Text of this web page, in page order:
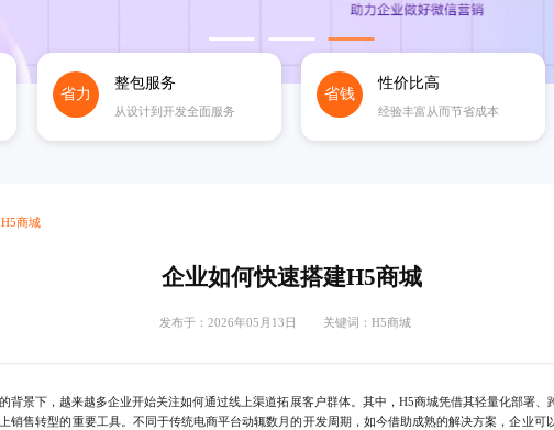
省力
整包服务
从设计到开发全面服务
省钱
性价比高
经验丰富从而节省成本
商城
企业如何快速搭建H5商城
发布于：2026年05月13日 关键词：H5商城
背景下，越来越多企业开始关注如何通过线上渠道拓展客户群体。其中，H5商城凭借其轻量化部署、
销售转型的重要工具。不同于传统电商平台动辄数月的开发周期，如今借助成熟的解决方案，企业可